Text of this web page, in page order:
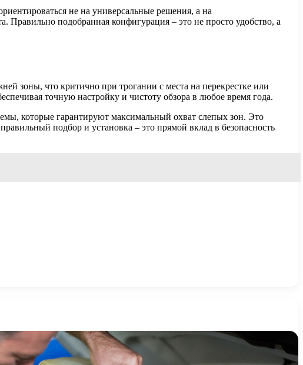
не на универсальные решения, а на
Правильно подобранная конфигурация – это не просто удобство, а
зоны, что критично при трогании с места на перекрестке или
точную настройку и чистоту обзора в любое время года.
которые гарантируют максимальный охват слепых зон. Это
подбор и установка – это прямой вклад в безопасность